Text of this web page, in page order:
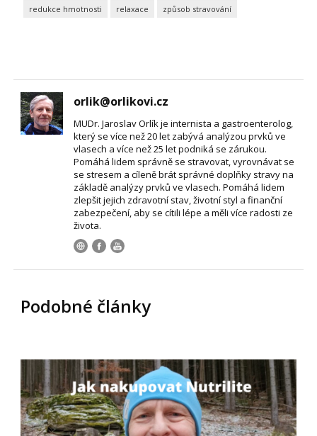
redukce hmotnosti
relaxace způsob stravování
orlik@orlikovi.cz
MUDr. Jaroslav Orlík je internista a gastroenterolog,
který se více než 20 let zabývá analýzou prvků ve
vlasech a více než 25 let podniká se zárukou.
Pomáhá lidem správně se stravovat, vyrovnávat se
se stresem a cíleně brát správné doplňky stravy na
základě analýzy prvků ve vlasech. Pomáhá lidem
zlepšit jejich zdravotní stav, životní styl a finanční
zabezpečení, aby se cítili lépe a měli více radosti ze
života.
Podobné články